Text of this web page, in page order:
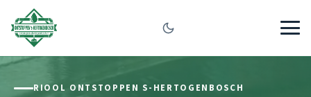
RIOOL ONTSTOPPEN S-HERTOGENBOSCH